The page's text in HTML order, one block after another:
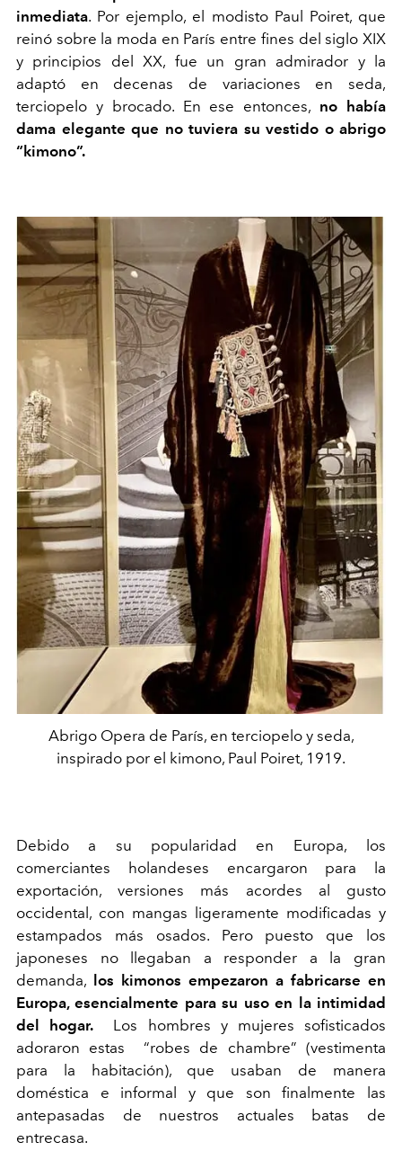
inmediata. Por ejemplo, el modisto Paul Poiret, que
reinó sobre la moda en París entre fines del siglo XIX
y principios del XX, fue un gran admirador y la
adaptó en decenas de variaciones en seda,
terciopelo y brocado. En ese entonces, no había
dama elegante que no tuviera su vestido o abrigo
“kimono”.
Abrigo Opera de París, en terciopelo y seda,
inspirado por el kimono, Paul Poiret, 1919.
Debido a su popularidad en Europa,
los
comerciantes holandeses encargaron para la
exportación, versiones más acordes al gusto
occidental, con mangas ligeramente modificadas y
estampados más osados. Pero puesto que los
japoneses no llegaban a responder a la gran
demanda, los kimonos empezaron a fabricarse en
Europa, esencialmente para su uso en la intimidad
del hogar. Los hombres y mujeres sofisticados
adoraron estas “robes de chambre” (vestimenta
para la habitación), que usaban de manera
doméstica e informal y que son finalmente las
antepasadas de nuestros actuales batas de
entrecasa.